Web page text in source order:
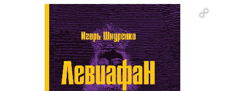
Учебная
литература
будущего
Публицистика
Тайное и